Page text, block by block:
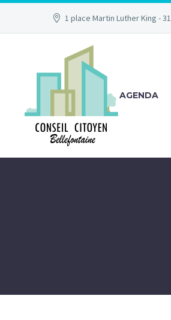
1 place Martin Luther King -
AGENDA